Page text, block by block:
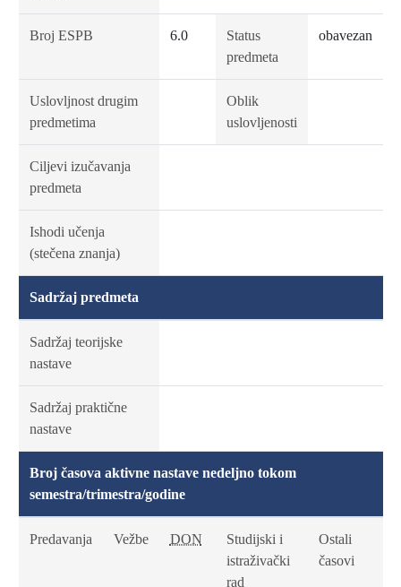
Broj ESPB 6.0
Status
predmeta
obavezan
Uslovljnost drugim
predmetima
Oblik
uslovljenosti
Ciljevi izučavanja
predmeta
Ishodi učenja
(stečena znanja)
Sadržaj predmeta
Sadržaj teorijske
nastave
Sadržaj praktične
nastave
Broj časova aktivne nastave nedeljno tokom
semestra/trimestra/godine
Predavanja Vežbe DON
Studijski i
istraživački
rad
Ostali
časovi